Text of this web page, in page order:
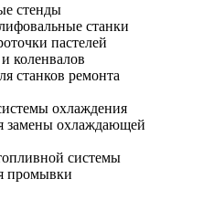
стенды
станки
пастелей
коленвалов
станков ремонта
охлаждения
замены охлаждающей
системы
промывки